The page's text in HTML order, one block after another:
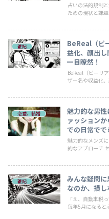
占いの法的規制
ための現状と課
雑記
BeReal（ビ
益化、顔出
一目瞭然！
BeReal（ビーリ
ザー名や収益化
恋愛、結婚
魅力的な男
ァッション
での日常でで
魅力的なメンズ
的なアプローチ
雑記
みんな疑問
なのか、損
「え、自動車税
毎年5月になると